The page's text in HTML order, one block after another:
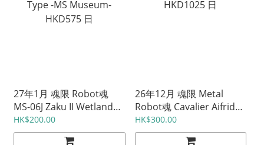
27年1月 魂限 Robot魂
MS-06J Zaku II Wetland
Type -MS Museum-
HKD575 日
HK$200.00
26年12月 魂限 Metal
Robot魂 Cavalier Aifrid
HKD1025 日
HK$300.00